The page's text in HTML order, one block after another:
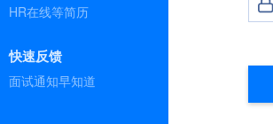
HR在线等简历
快速反馈
面试通知早知道